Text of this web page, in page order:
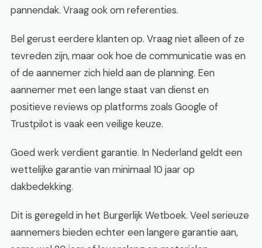
pannendak. Vraag ook om referenties.
Bel gerust eerdere klanten op. Vraag niet alleen of ze
tevreden zijn, maar ook hoe de communicatie was en
of de aannemer zich hield aan de planning. Een
aannemer met een lange staat van dienst en
positieve reviews op platforms zoals Google of
Trustpilot is vaak een veilige keuze.
Goed werk verdient garantie. In Nederland geldt een
wettelijke garantie van minimaal 10 jaar op
dakbedekking.
Dit is geregeld in het Burgerlijk Wetboek. Veel serieuze
aannemers bieden echter een langere garantie aan,